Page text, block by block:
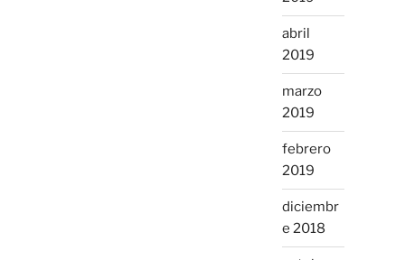
abril
2019
marzo
2019
febrero
2019
diciembr
e 2018